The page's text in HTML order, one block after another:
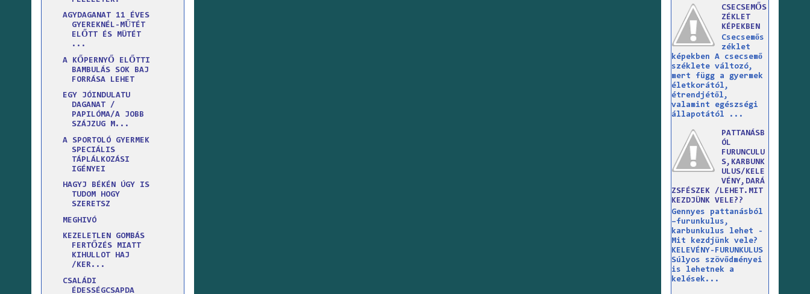
AGYDAGANAT 11 ÉVES
GYEREKNÉL-MŰTÉT
ELŐTT ÉS MÜTÉT
...
A KŐPERNYŐ ELŐTTI
BAMBULÁS SOK BAJ
FORRÁSA LEHET
EGY JÓINDULATU
DAGANAT /
PAPILÓMA/A JOBB
SZÁJZUG M...
A SPORTOLÓ GYERMEK
SPECIÁLIS
TÁPLÁLKOZÁSI
IGÉNYEI
HAGYJ BÉKÉN ÚGY IS
TUDOM HOGY
SZERETSZ
MEGHIVÓ
KEZELETLEN GOMBÁS
FERTŐZÉS MIATT
KIHULLOT HAJ
/KER...
CSALÁDI
ÉDESSÉGCSAPDA
CSECSEMŐS
ZÉKLET
KÉPEKBEN
Csecsemős
zéklet
képekben A csecsemő
széklete változó,
mert függ a gyermek
életkorától,
étrendjétől,
valamint egészségi
állapotától ...
PATTANÁSB
ÓL
FURUNCULU
S,KARBUNK
ULUS/KELE
VÉNY,DARÁ
ZSFÉSZEK /LEHET.MIT
KEZDJÜNK VELE??
Gennyes pattanásból
–furunkulus,
karbunkulus lehet -
Mit kezdjünk vele?
KELEVÉNY-FURUNKULUS
Súlyos szövődményei
is lehetnek a
kelések...